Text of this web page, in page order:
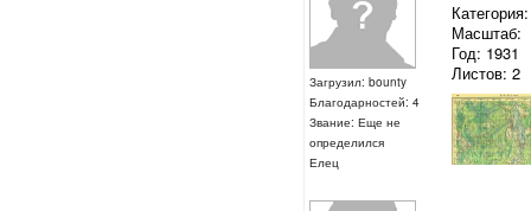
Загрузил: bounty
Благодарностей: 4
Звание: Еще не
определился
Елец
Масштаб:
Год: 1931
Листов: 2